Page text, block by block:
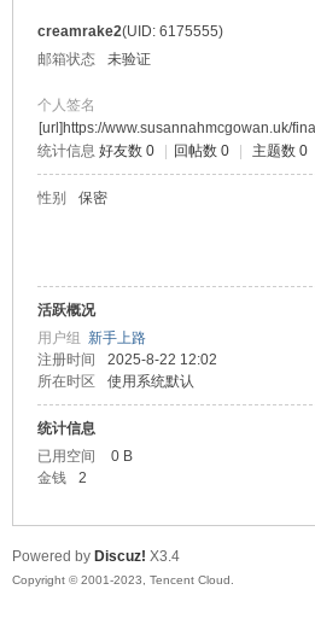
creamrake2(UID: 6175555)
邮箱状态
未验证
个人签名
[url]https://www.susannahmcgowan.uk/
统计信息 好友数 0 回帖数 0 主题数 0
性别 保密
活跃概况
用户组 新手上路
注册时间
2025-8-22 12:02
所在时区
使用系统默认
统计信息
已用空间
0 B
金钱
2
Powered by Discuz! X3.4
Copyright © 2001-2023, Tencent Cloud.